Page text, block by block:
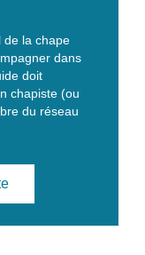
de la chape
dans
doit
chapiste (ou
du réseau